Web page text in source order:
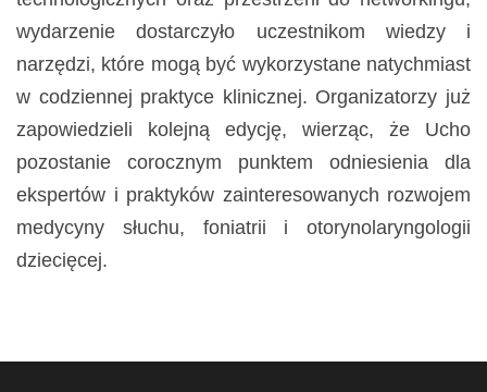
wydarzenie dostarczyło uczestnikom wiedzy i
narzędzi, które mogą być wykorzystane natychmiast
w codziennej praktyce klinicznej. Organizatorzy już
zapowiedzieli kolejną edycję, wierząc, że Ucho
pozostanie corocznym punktem odniesienia dla
ekspertów i praktyków zainteresowanych rozwojem
medycyny słuchu, foniatrii i otorynolaryngologii
dziecięcej.